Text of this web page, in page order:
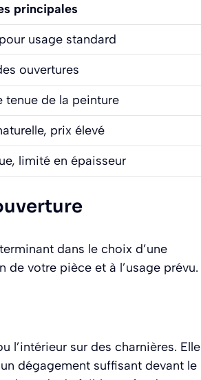
principales
usage standard
ouvertures
tenue de la peinture
prix élevé
limité en épaisseur
dans le choix d’une
votre pièce et à l’usage prévu.
l’intérieur sur des charnières. Elle
dégagement suffisant devant le